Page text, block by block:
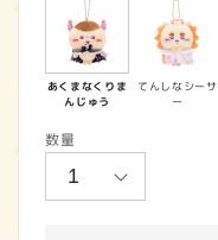
あくまなくりま
んじゅう
てんしなシーサ
ー
数量